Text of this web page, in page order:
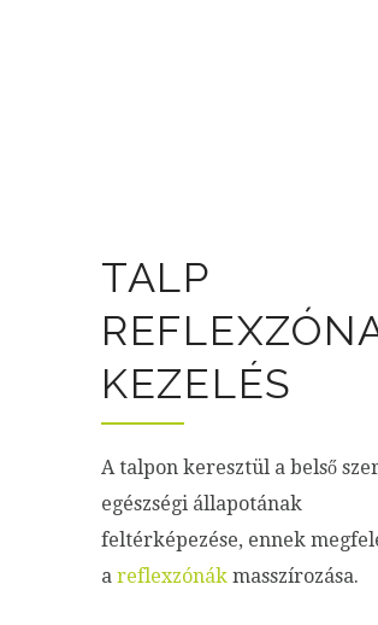
TALP
KEZELÉS
A talpon keresztül a belső
egészségi állapotának
feltérképezése, ennek
a reflexzónák masszírozása.